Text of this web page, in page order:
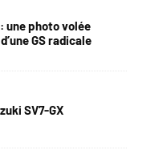
: une photo volée
GS radicale
SV7-GX